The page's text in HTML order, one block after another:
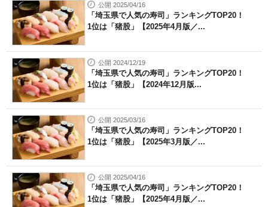
公開 2025/04/16
「埼玉県で人気の寿司」ランキングTOP20！
1位は「猪股」【2025年4月版／...
公開 2024/12/19
「埼玉県で人気の寿司」ランキングTOP20！
1位は「猪股」【2024年12月版...
公開 2025/03/16
「埼玉県で人気の寿司」ランキングTOP20！
1位は「猪股」【2025年3月版／...
公開 2025/04/16
「埼玉県で人気の寿司」ランキングTOP20！
1位は「猪股」【2025年4月版／...